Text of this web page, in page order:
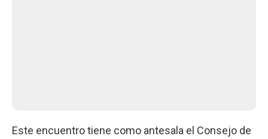
Este encuentro tiene como antesala el Consejo de